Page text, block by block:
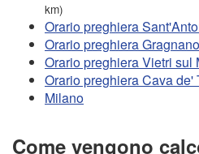
km)
Orario preghiera
Orario preghiera Gragnano
Orario preghiera Vietri sul
Orario preghiera Cava de'
Milano
Come vengono